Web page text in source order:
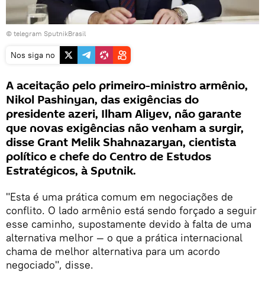
© telegram SputnikBrasil
Nos siga no
A aceitação pelo primeiro-ministro armênio,
Nikol Pashinyan, das exigências do
presidente azeri, Ilham Aliyev, não garante
que novas exigências não venham a surgir,
disse Grant Melik Shahnazaryan, cientista
político e chefe do Centro de Estudos
Estratégicos, à Sputnik.
"Esta é uma prática comum em negociações de
conflito. O lado armênio está sendo forçado a seguir
esse caminho, supostamente devido à falta de uma
alternativa melhor — o que a prática internacional
chama de melhor alternativa para um acordo
negociado", disse.